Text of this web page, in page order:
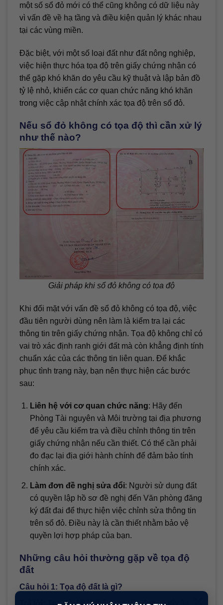
một số sổ đỏ mới có thể cũng không có dữ liệu này
vì vấn đề về hạ tầng và điều kiện quản lý khác nhau
tại các vùng miền.
Đặc biệt, với một số loại đất như đất nông nghiệp,
việc hiện thực hóa tọa độ trên giấy chứng nhận có
thể gặp khó khăn do yêu cầu kỹ thuật và lập bản đồ
tỷ lệ nhỏ, khiến các cơ quan chức năng khó khăn
trong việc cập nhật chính xác tọa độ trên sổ đỏ.
Nếu sổ đỏ không có tọa độ thì cần xử lý
như thế nào?
Giải pháp khi sổ đỏ không có tọa độ
Khi đối mặt với vấn đề sổ đỏ không có tọa độ, việc
đầu tiên người dùng nên làm là kiểm tra lại các
thông tin trên giấy chứng nhận. Tọa độ không chỉ có
vai trò xác định ranh giới đất mà còn khẳng định tính
chuẩn xác của các thông tin liên quan. Để khắc
phục tình trạng này, bạn nên thực hiện các bước
sau:
Liên hệ với cơ quan chức năng: Hãy đến
Phòng Tài nguyên và Môi trường tại địa phương
để yêu cầu kiểm tra và điều chỉnh thông tin trên
giấy chứng nhận nếu cần thiết. Có thể cần phải
đo đạc lại địa giới hành chính để đảm bảo tính
chính xác.
Làm đơn đề nghị sửa đổi: Người sử dụng đất
có quyền lập hồ sơ đề nghị đến Văn phòng đăng
ký đất đai để thực hiện việc chỉnh sửa thông tin
trên sổ đỏ. Điều này là cần thiết nhằm bảo vệ
quyền lợi hợp pháp của bạn.
Những câu hỏi thường gặp về tọa độ
đất
Câu hỏi 1: Tọa độ đất là gì?